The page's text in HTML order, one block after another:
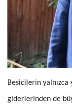
Besicilerin
giderlerinden de